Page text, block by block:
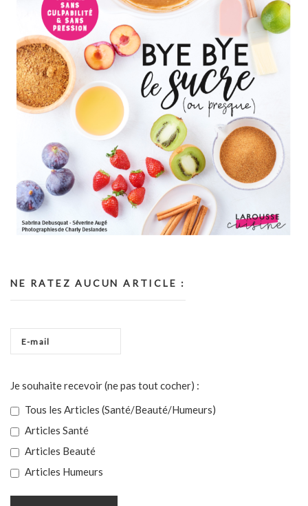
NE RATEZ AUCUN ARTICLE :
Je souhaite recevoir (ne pas tout cocher) :
Tous les Articles (Santé/Beauté/Humeurs)
Articles Santé
Articles Beauté
Articles Humeurs